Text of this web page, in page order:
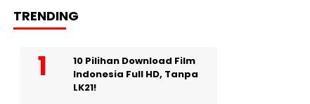
TRENDING
10 Pilihan Download Film
Indonesia Full HD, Tanpa
LK21!